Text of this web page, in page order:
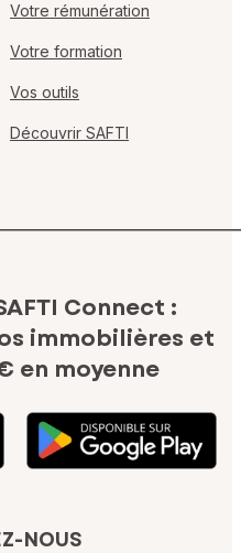
Votre rémunération
Votre formation
Vos outils
Découvrir SAFTI
Connect :
immobilières et
en moyenne
NOUS